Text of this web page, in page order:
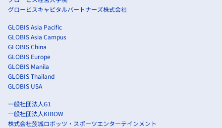
グロービスキャピタルパートナーズ株式会社
GLOBIS Asia Pacific
GLOBIS Asia Campus
GLOBIS China
GLOBIS Europe
GLOBIS Manila
GLOBIS Thailand
GLOBIS USA
一般社団法人G1
一般社団法人KIBOW
株式会社茨城ロボッツ・スポーツエンターテインメント